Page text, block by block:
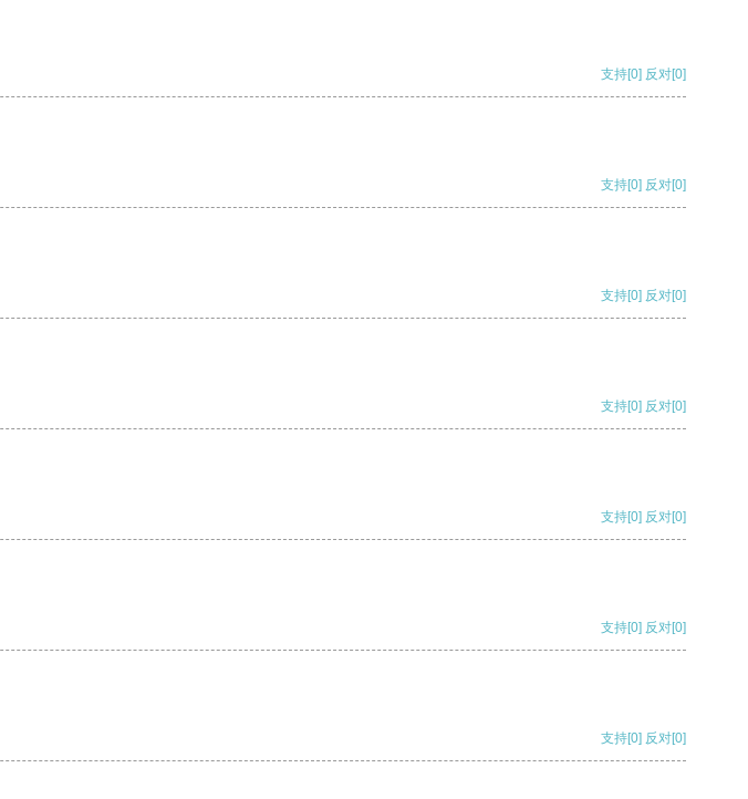
支持[0] 反对[0]
支持[0] 反对[0]
支持[0] 反对[0]
支持[0] 反对[0]
支持[0] 反对[0]
支持[0] 反对[0]
支持[0] 反对[0]